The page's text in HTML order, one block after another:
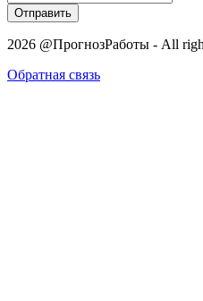
Отправить
2026 @ПрогнозРаботы - All
Обратная связь